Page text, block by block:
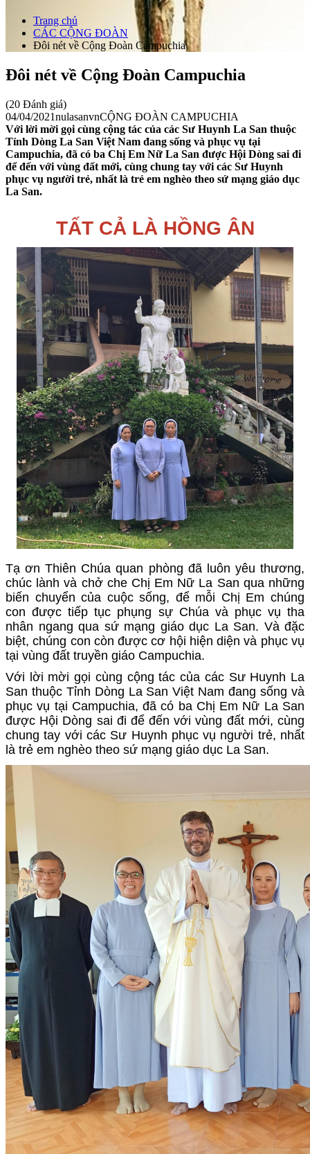
Trang chủ
CÁC CỘNG ĐOÀN
Đôi nét về Cộng Đoàn Campuchia
Đôi nét về Cộng Đoàn Campuchia
(20 Đánh giá)
04/04/2021nulasanvnCỘNG ĐOÀN CAMPUCHIA
Với lời mời gọi cùng cộng tác của các Sư Huynh La San thuộc
Tỉnh Dòng La San Việt Nam đang sống và phục vụ tại
Campuchia, đã có ba Chị Em Nữ La San được Hội Dòng sai đi
để đến với vùng đất mới, cùng chung tay với các Sư Huynh
phục vụ người trẻ, nhất là trẻ em nghèo theo sứ mạng giáo dục
La San.
TẤT CẢ LÀ HỒNG ÂN
Tạ ơn Thiên Chúa quan phòng đã luôn yêu thương,
chúc lành và chở che Chị Em Nữ La San qua những
biến chuyển của cuộc sống, để mỗi Chị Em chúng
con được tiếp tục phụng sự Chúa và phục vụ tha
nhân ngang qua sứ mạng giáo dục La San. Và đặc
biệt, chúng con còn được cơ hội hiện diện và phục vụ
tại vùng đất truyền giáo Campuchia.
Với lời mời gọi cùng cộng tác của các Sư Huynh La
San thuộc Tỉnh Dòng La San Việt Nam đang sống và
phục vụ tại Campuchia, đã có ba Chị Em Nữ La San
được Hội Dòng sai đi để đến với vùng đất mới, cùng
chung tay với các Sư Huynh phục vụ người trẻ, nhất
là trẻ em nghèo theo sứ mạng giáo dục La San.